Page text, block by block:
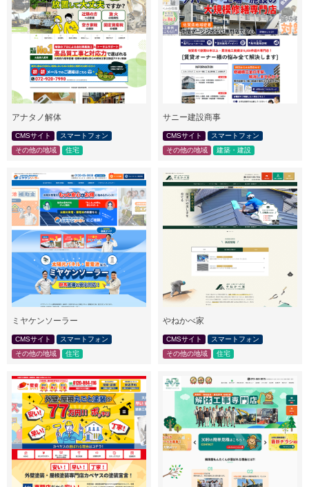
アナタノ解体
CMSサイト
スマートフォン
その他の地域
住宅
サニー建設商事
CMSサイト
スマートフォン
その他の地域
建築・建設
ミヤケンソーラー
CMSサイト
スマートフォン
その他の地域
住宅
やねかべ家
CMSサイト
スマートフォン
その他の地域
住宅